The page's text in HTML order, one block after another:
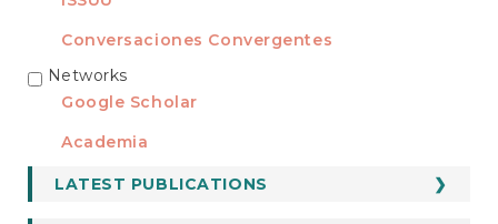
Conversaciones Convergentes
REDES
Networks
Google Scholar
Academia
LATEST PUBLICATIONS